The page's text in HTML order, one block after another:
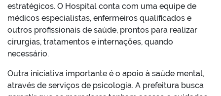
estratégicos. O Hospital conta com uma equipe de
médicos especialistas, enfermeiros qualificados e
outros profissionais de saúde, prontos para realizar
cirurgias, tratamentos e internações, quando
necessário.
Outra iniciativa importante é o apoio à saúde mental,
através de serviços de psicologia. A prefeitura busca